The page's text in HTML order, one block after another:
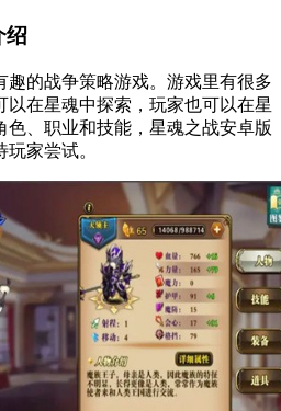
绍
趣的战争策略游戏。游戏里有很多
在星魂中探索，玩家也可以在星
、职业和技能，星魂之战安卓版
家尝试。